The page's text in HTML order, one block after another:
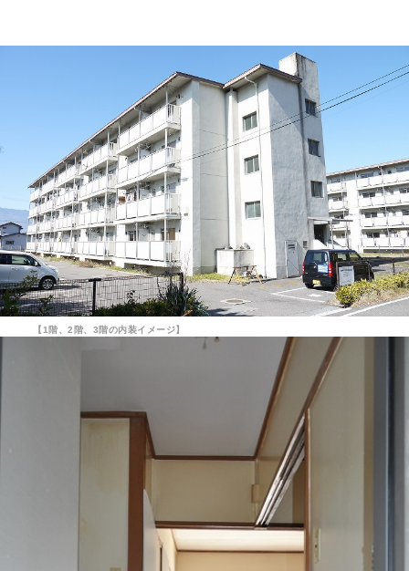
【1階、2階、3階の内装イメージ】